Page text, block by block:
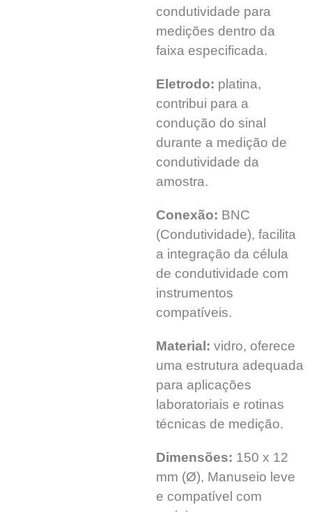
condutividade para
medições dentro da
faixa especificada.
Eletrodo: platina,
contribui para a
condução do sinal
durante a medição de
condutividade da
amostra.
Conexão: BNC
(Condutividade), facilita
a integração da célula
de condutividade com
instrumentos
compatíveis.
Material: vidro, oferece
uma estrutura adequada
para aplicações
laboratoriais e rotinas
técnicas de medição.
Dimensões: 150 x 12
mm (Ø), Manuseio leve
e compatível com